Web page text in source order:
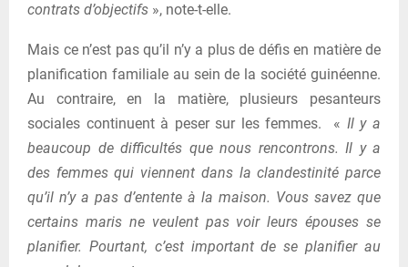
contrats d’objectifs », note-t-elle.
Mais ce n’est pas qu’il n’y a plus de défis en matière de
planification familiale au sein de la société guinéenne.
Au contraire, en la matière, plusieurs pesanteurs
sociales continuent à peser sur les femmes. « Il y a
beaucoup de difficultés que nous rencontrons. Il y a
des femmes qui viennent dans la clandestinité parce
qu’il n’y a pas d’entente à la maison. Vous savez que
certains maris ne veulent pas voir leurs épouses se
planifier. Pourtant, c’est important de se planifier au